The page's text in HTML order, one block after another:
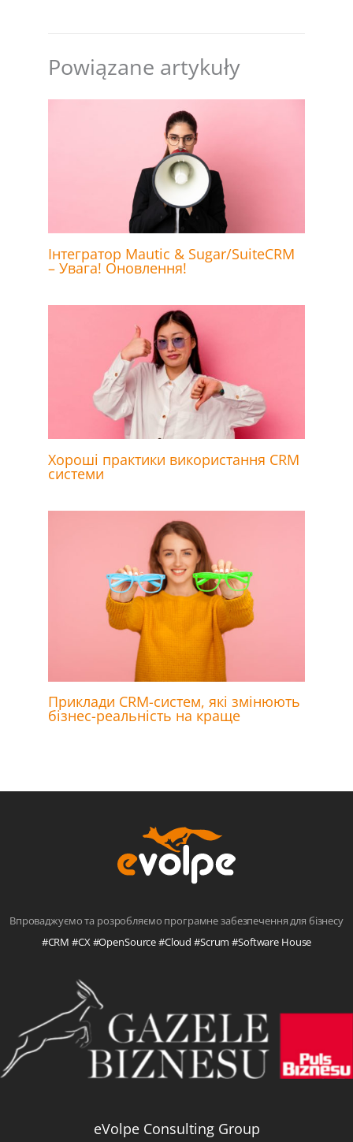
Powiązane artykuły
Інтегратор Mautic & Sugar/SuiteCRM
– Увага! Оновлення!
Хороші практики використання CRM
системи
Приклади CRM-систем, які змінюють
бізнес-реальність на краще
Впроваджуємо та розробляємо програмне забезпечення для бізнесу
#CRM #CX #OpenSource #Cloud #Scrum #Software House
eVolpe Consulting Group